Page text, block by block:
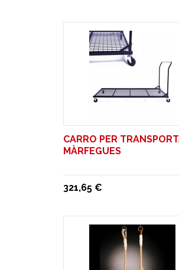
CARRO PER
MÀRFEGUES
321,65 €